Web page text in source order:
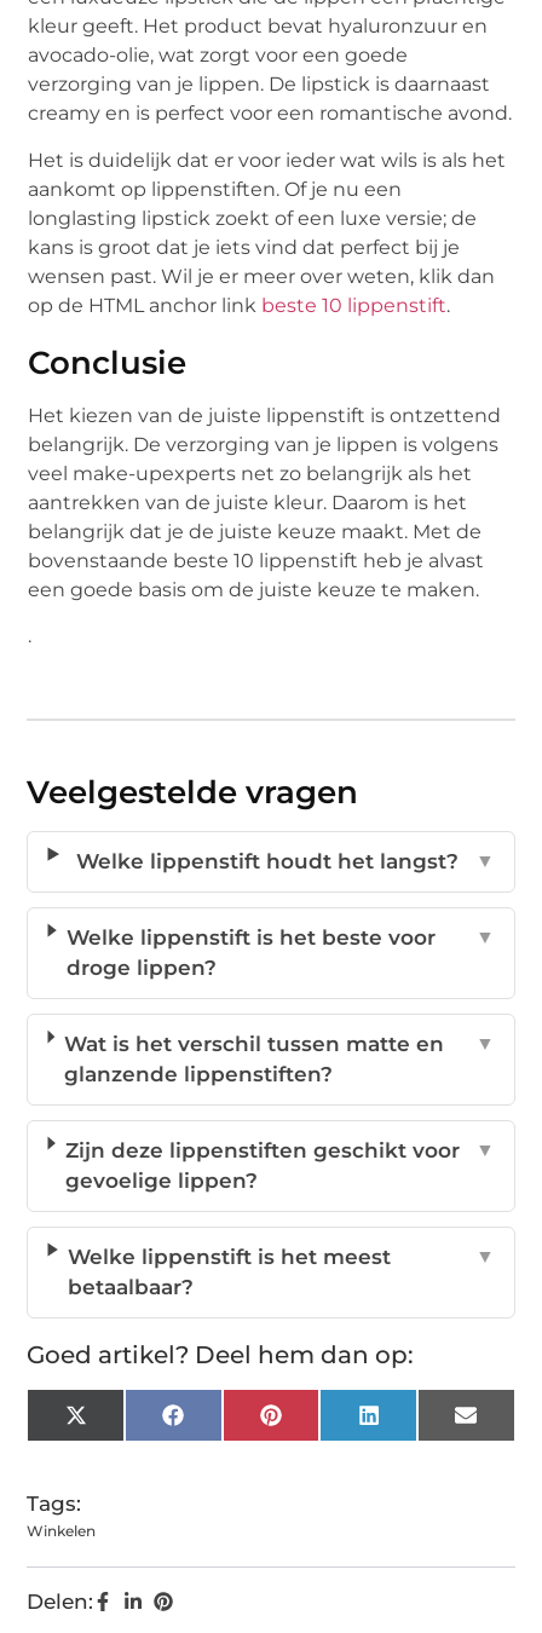
kleur geeft. Het product bevat hyaluronzuur en
avocado-olie, wat zorgt voor een goede
verzorging van je lippen. De lipstick is daarnaast
creamy en is perfect voor een romantische avond.
Het is duidelijk dat er voor ieder wat wils is als het
aankomt op lippenstiften. Of je nu een
longlasting lipstick zoekt of een luxe versie; de
kans is groot dat je iets vind dat perfect bij je
wensen past. Wil je er meer over weten, klik dan
op de HTML anchor link beste 10 lippenstift.
Conclusie
Het kiezen van de juiste lippenstift is ontzettend
belangrijk. De verzorging van je lippen is volgens
veel make-upexperts net zo belangrijk als het
aantrekken van de juiste kleur. Daarom is het
belangrijk dat je de juiste keuze maakt. Met de
bovenstaande beste 10 lippenstift heb je alvast
een goede basis om de juiste keuze te maken.
.
Veelgestelde vragen
Welke lippenstift houdt het langst? ▼
Welke lippenstift is het beste voor
droge lippen?
▼
Wat is het verschil tussen matte en
glanzende lippenstiften?
▼
Zijn deze lippenstiften geschikt voor
gevoelige lippen?
▼
Welke lippenstift is het meest
betaalbaar?
▼
Goed artikel? Deel hem dan op:
X
(Twitter)
FacebookPinterest LinkedIn Email
Tags:
Winkelen
Delen: